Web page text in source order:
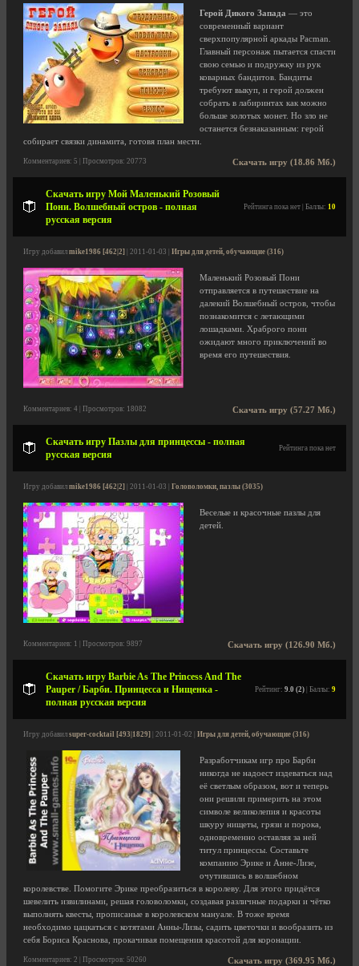
Герой Дикого Запада — это
современный вариант
сверхпопулярной аркады Pacman.
Главный персонаж пытается спасти
свою семью и подружку из рук
коварных бандитов. Бандиты
требуют выкуп, и герой должен
собрать в лабиринтах как можно
больше золотых монет. Но зло не
останется безнаказанным: герой
собирает связки динамита, готовя план мести.
Скачать игру (18.86 Мб.)
Комментариев: 5 | Просмотров: 20773
Скачать игру Мой Маленький Розовый
Пони. Волшебный остров - полная
русская версия
Рейтинга пока нет | Баллы: 10
Игру добавил mike1986 [462|2] | 2011-01-03 | Игры для детей, обучающие (316)
Маленький Розовый Пони
отправляется в путешествие на
далекий Волшебный остров, чтобы
познакомится с летающими
лошадками. Храброго пони
ожидают много приключений во
время его путешествия.
Скачать игру (57.27 Мб.)
Комментариев: 4 | Просмотров: 18082
Скачать игру Пазлы для принцессы - полная
русская версия
Рейтинга пока нет
Игру добавил mike1986 [462|2] | 2011-01-03 | Головоломки, пазлы (3035)
Веселые и красочные пазлы для
детей.
Скачать игру (126.90 Мб.)
Комментариев: 1 | Просмотров: 9897
Скачать игру Barbie As The Princess And The
Pauper / Барби. Принцесса и Нищенка -
полная русская версия
Рейтинг: 9.0 (2) | Баллы: 9
Игру добавил super-cocktail [493|1829] | 2011-01-02 | Игры для детей, обучающие (316)
Разработчикам игр про Барби
никогда не надоест издеваться над
её светлым образом, вот и теперь
они решили примерить на этом
символе великолепия и красоты
шкуру нищеты, грязи и порока,
одновременно оставляя за ней
титул принцессы. Составьте
компанию Эрике и Анне-Лизе,
очутившись в волшебном
королевстве. Помогите Эрике преобразиться в королеву. Для этого придётся
шевелить извилинами, решая головоломки, создавая различные подарки и чётко
выполнять квесты, прописаные в королевском мануале. В тоже время
необходимо цацкаться с котятами Анны-Лизы, садить цветочки и вообразить из
себя Бориса Краснова, прокачивая помещения красотой для коронации.
Скачать игру (369.95 Мб.)
Комментариев: 2 | Просмотров: 50260